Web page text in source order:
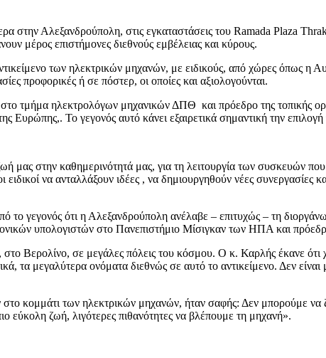
στην Αλεξανδρούπολη, στις εγκαταστάσεις του Ramada Plaza
μέρος επιστήμονες διεθνούς εμβέλειας και κύρους.
των ηλεκτρικών μηχανών, με ειδικούς, από χώρες όπως η
προφορικές ή σε πόστερ, οι οποίες και αξιολογούνται.
ηλεκτρολόγων μηχανικών ΔΠΘ και πρόεδρο της τοπικής
Ευρώπης,. Το γεγονός αυτό κάνει εξαιρετικά σημαντική την
μας στην καθημερινότητά μας, για τη λειτουργία των συσκευών
να ανταλλάξουν ιδέες , να δημιουργηθούν νέες
το γεγονός ότι η Αλεξανδρούπολη ανέλαβε – επιτυχώς – τη
υπολογιστών στο Πανεπιστήμιο Μίσιγκαν των ΗΠΑ και
Βερολίνο, σε μεγάλες πόλεις του κόσμου. Ο κ. Καρλής έκανε
τα μεγαλύτερα ονόματα διεθνώς σε αυτό το αντικείμενο. Δεν
κομμάτι των ηλεκτρικών μηχανών, ήταν σαφής: Δεν μπορούμε να
εύκολη ζωή, λιγότερες πιθανότητες να βλέπουμε τη μηχανή».